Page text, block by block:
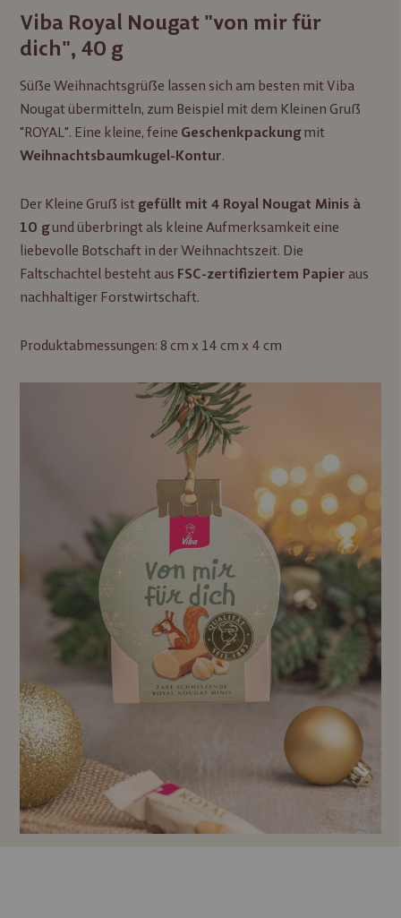
Viba Royal Nougat "von mir für
dich", 40 g
Süße Weihnachtsgrüße lassen sich am besten mit Viba
Nougat übermitteln, zum Beispiel mit dem Kleinen Gruß
"ROYAL". Eine kleine, feine Geschenkpackungmit
Weihnachtsbaumkugel-Kontur.
Der Kleine Gruß ist gefüllt mit 4 Royal Nougat Minis à
10 gund überbringt als kleine Aufmerksamkeit eine
liebevolle Botschaft in der Weihnachtszeit. Die
Faltschachtel besteht aus FSC-zertifiziertem Papier aus
nachhaltiger Forstwirtschaft.
Produktabmessungen: 8 cm x 14 cm x 4 cm